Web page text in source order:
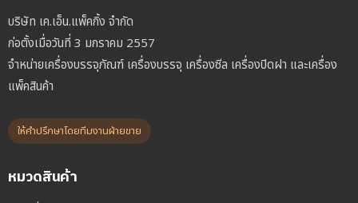
บริษัท เค.เอ็น.แพ็คกิ้ง จำกัด
ก่อตั้งเมื่อวันที่ 3 มกราคม 2557
จำหน่ายเครื่องบรรจุภัณฑ์ เครื่องบรรจุ เครื่องซีล เครื่องปิดฝา และเครื่อง
แพ็คสินค้า
ให้คำปรึกษาโดยทีมงานฝ่ายขาย
หมวดสินค้า